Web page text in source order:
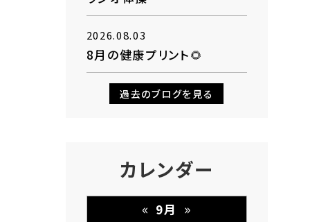
2026.08.03
8月の健康プリント🌻
過去のブログを見る
カレンダー
« 9月 »